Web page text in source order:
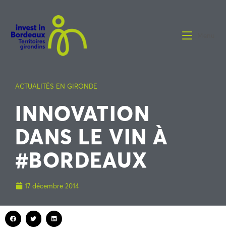
ACTUALITÉS EN GIRONDE
INNOVATION
DANS LE VIN À
#BORDEAUX
17 décembre 2014